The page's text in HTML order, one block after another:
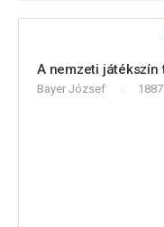
A nemzeti játékszín
Bayer József 1887